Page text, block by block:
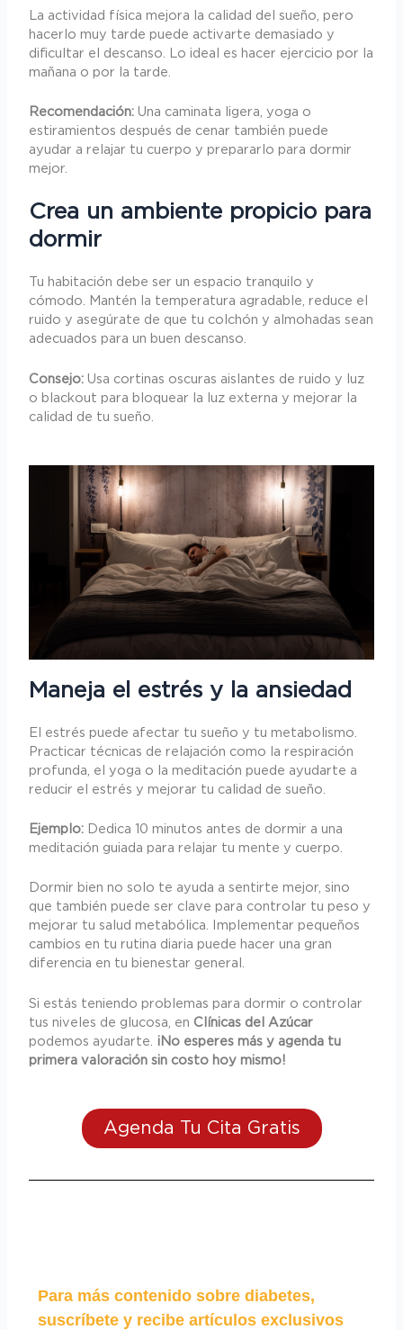
La actividad física mejora la calidad del sueño, pero
hacerlo muy tarde puede activarte demasiado y
dificultar el descanso. Lo ideal es hacer ejercicio por la
mañana o por la tarde.
Recomendación: Una caminata ligera, yoga o
estiramientos después de cenar también puede
ayudar a relajar tu cuerpo y prepararlo para dormir
mejor.
Crea un ambiente propicio para
dormir
Tu habitación debe ser un espacio tranquilo y
cómodo. Mantén la temperatura agradable, reduce el
ruido y asegúrate de que tu colchón y almohadas sean
adecuados para un buen descanso.
Consejo: Usa cortinas oscuras aislantes de ruido y luz
o blackout para bloquear la luz externa y mejorar la
calidad de tu sueño.
Maneja el estrés y la ansiedad
El estrés puede afectar tu sueño y tu metabolismo.
Practicar técnicas de relajación como la respiración
profunda, el yoga o la meditación puede ayudarte a
reducir el estrés y mejorar tu calidad de sueño.
Ejemplo: Dedica 10 minutos antes de dormir a una
meditación guiada para relajar tu mente y cuerpo.
Dormir bien no solo te ayuda a sentirte mejor, sino
que también puede ser clave para controlar tu peso y
mejorar tu salud metabólica. Implementar pequeños
cambios en tu rutina diaria puede hacer una gran
diferencia en tu bienestar general.
Si estás teniendo problemas para dormir o controlar
tus niveles de glucosa, en Clínicas del Azúcar
podemos ayudarte.
¡No esperes más y agenda tu
primera valoración sin costo hoy mismo!
Agenda Tu Cita Gratis
Para más contenido sobre diabetes,
suscríbete y recibe artículos exclusivos